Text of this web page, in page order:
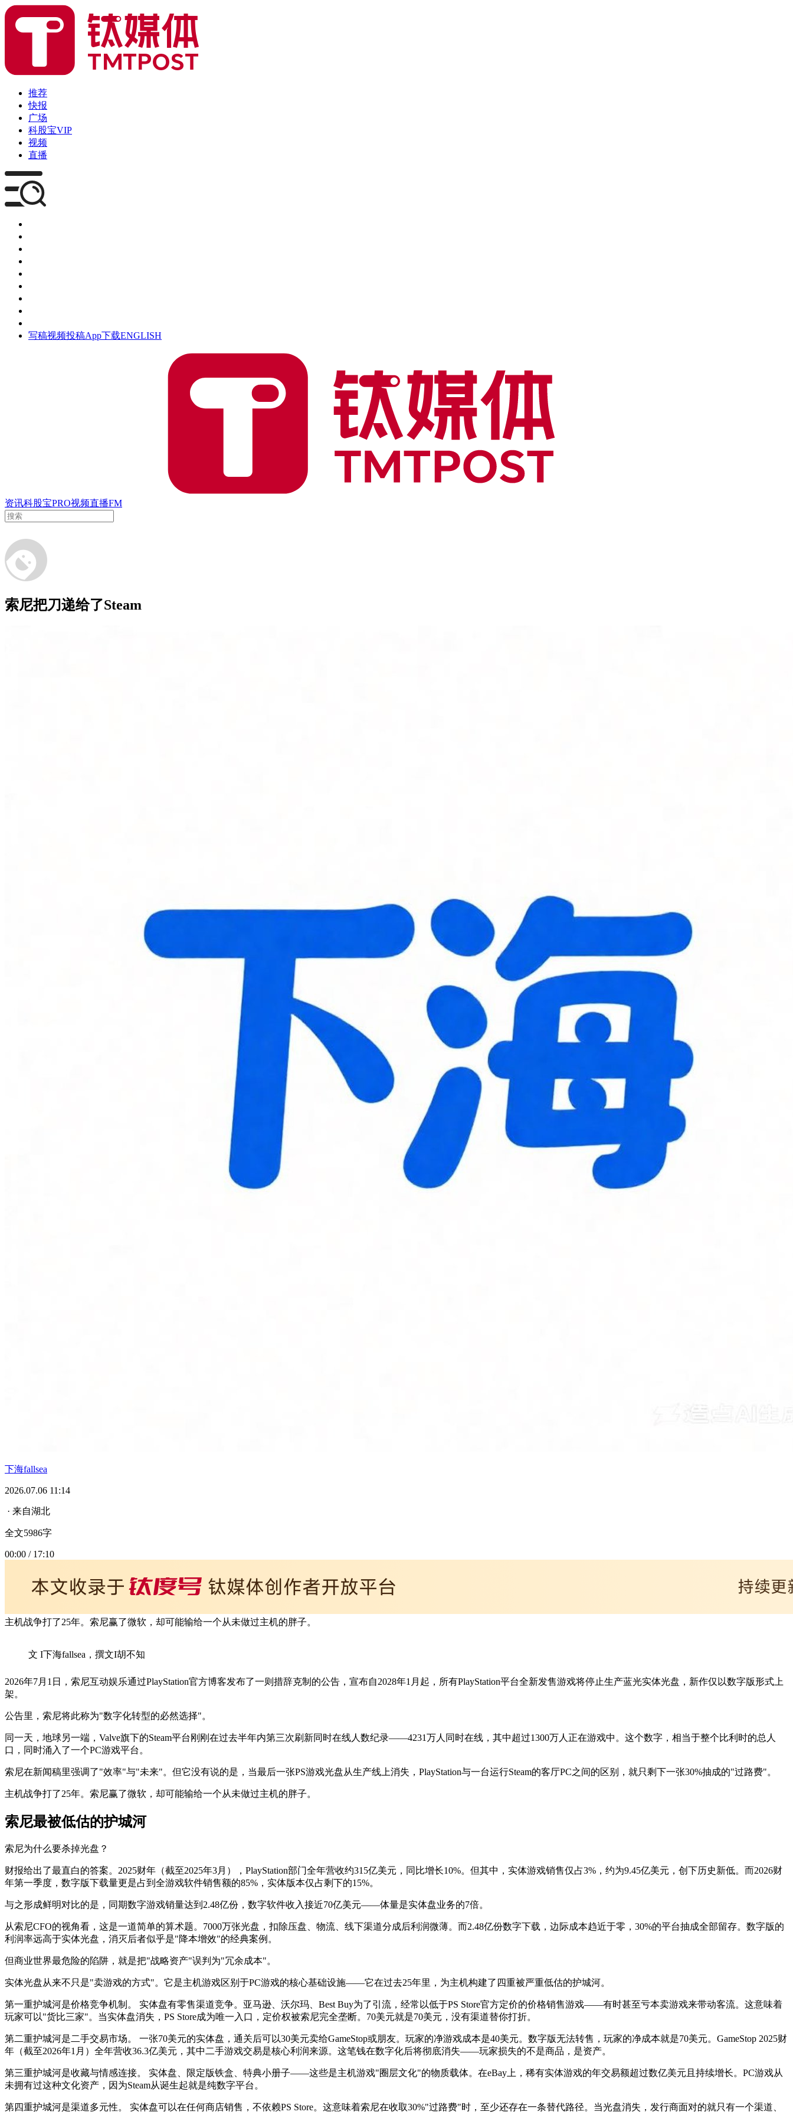
推荐
快报
广场
科股宝VIP
视频
直播
写稿视频投稿App下载ENGLISH
资讯科股宝PRO视频直播FM
索尼把刀递给了Steam
下海fallsea
2026.07.06 11:14
· 来自湖北
全文5986字
00:00 / 17:10
主机战争打了25年。索尼赢了微软，却可能输给一个从未做过主机的胖子。
文 I下海fallsea，撰文I胡不知
2026年7月1日，索尼互动娱乐通过PlayStation官方博客发布了一则措辞克制的公告，宣布自2028年1月起，所有PlayStation平台全新发售游戏将停止生产蓝光实体光盘，新作仅以数字版形式上
架。
公告里，索尼将此称为"数字化转型的必然选择"。
同一天，地球另一端，Valve旗下的Steam平台刚刚在过去半年内第三次刷新同时在线人数纪录——4231万人同时在线，其中超过1300万人正在游戏中。这个数字，相当于整个比利时的总人
口，同时涌入了一个PC游戏平台。
索尼在新闻稿里强调了"效率"与"未来"。但它没有说的是，当最后一张PS游戏光盘从生产线上消失，PlayStation与一台运行Steam的客厅PC之间的区别，就只剩下一张30%抽成的"过路费"。
主机战争打了25年。索尼赢了微软，却可能输给一个从未做过主机的胖子。
索尼最被低估的护城河
索尼为什么要杀掉光盘？
财报给出了最直白的答案。2025财年（截至2025年3月），PlayStation部门全年营收约315亿美元，同比增长10%。但其中，实体游戏销售仅占3%，约为9.45亿美元，创下历史新低。而2026财
年第一季度，数字版下载量更是占到全游戏软件销售额的85%，实体版本仅占剩下的15%。
与之形成鲜明对比的是，同期数字游戏销量达到2.48亿份，数字软件收入接近70亿美元——体量是实体盘业务的7倍。
从索尼CFO的视角看，这是一道简单的算术题。7000万张光盘，扣除压盘、物流、线下渠道分成后利润微薄。而2.48亿份数字下载，边际成本趋近于零，30%的平台抽成全部留存。数字版的
利润率远高于实体光盘，消灭后者似乎是"降本增效"的经典案例。
但商业世界最危险的陷阱，就是把"战略资产"误判为"冗余成本"。
实体光盘从来不只是"卖游戏的方式"。它是主机游戏区别于PC游戏的核心基础设施——它在过去25年里，为主机构建了四重被严重低估的护城河。
第一重护城河是价格竞争机制。 实体盘有零售渠道竞争。亚马逊、沃尔玛、Best Buy为了引流，经常以低于PS Store官方定价的价格销售游戏——有时甚至亏本卖游戏来带动客流。这意味着
玩家可以"货比三家"。当实体盘消失，PS Store成为唯一入口，定价权被索尼完全垄断。70美元就是70美元，没有渠道替你打折。
第二重护城河是二手交易市场。 一张70美元的实体盘，通关后可以30美元卖给GameStop或朋友。玩家的净游戏成本是40美元。数字版无法转售，玩家的净成本就是70美元。GameStop 2025财
年（截至2026年1月）全年营收36.3亿美元，其中二手游戏交易是核心利润来源。这笔钱在数字化后将彻底消失——玩家损失的不是商品，是资产。
第三重护城河是收藏与情感连接。 实体盘、限定版铁盒、特典小册子——这些是主机游戏"圈层文化"的物质载体。在eBay上，稀有实体游戏的年交易额超过数亿美元且持续增长。PC游戏从
未拥有过这种文化资产，因为Steam从诞生起就是纯数字平台。
第四重护城河是渠道多元性。 实体盘可以在任何商店销售，不依赖PS Store。这意味着索尼在收取30%"过路费"时，至少还存在一条替代路径。当光盘消失，发行商面对的就只有一个渠道、